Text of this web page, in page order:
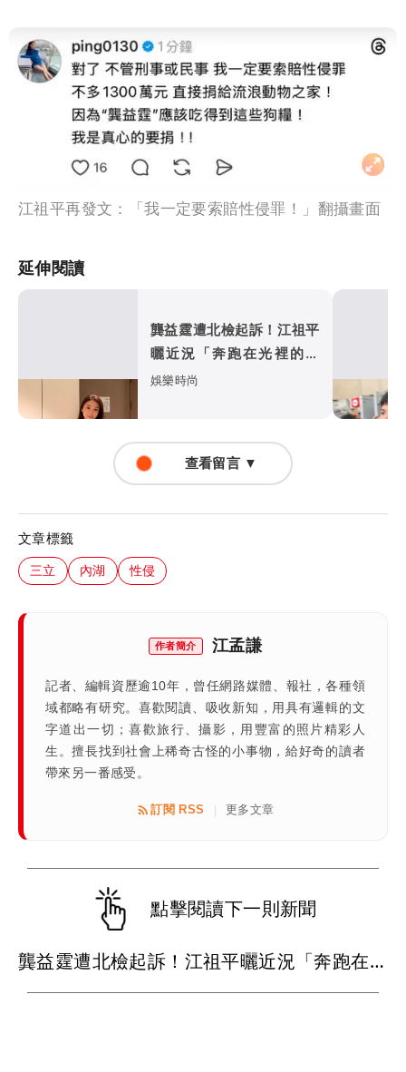
江祖平再發文：「我一定要索賠性侵罪！」翻攝畫面
延伸閱讀
龔益霆遭北檢起訴！江祖平
曬近況「奔跑在光裡的自
己」
娛樂時尚
查看留言 ▼
文章標籤
三立 內湖 性侵
作者簡介 江孟謙
記者、編輯資歷逾10年，曾任網路媒體、報社，各種領
域都略有研究。喜歡閱讀、吸收新知，用具有邏輯的文
字道出一切；喜歡旅行、攝影，用豐富的照片精彩人
生。擅長找到社會上稀奇古怪的小事物，給好奇的讀者
帶來另一番感受。
訂閱 RSS 更多文章
點擊閱讀下一則新聞
龔益霆遭北檢起訴！江祖平曬近況「奔跑在光裡的自己」